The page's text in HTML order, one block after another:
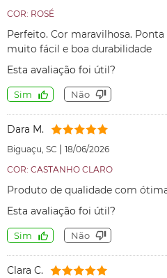
COR: ROSÉ
Perfeito. Cor maravilhosa.
muito fácil e boa durabilidade
Esta avaliação foi útil?
Sim Não
Dara M.
Biguaçu, SC | 18/06/2026
COR: CASTANHO CLARO
Produto de qualidade com
Esta avaliação foi útil?
Sim Não
Clara C.